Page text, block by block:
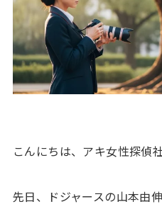
こんにちは、アキ女性探偵
先日、ドジャースの山本由